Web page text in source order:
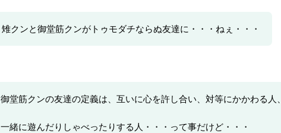
雉クンと御堂筋クンがトゥモダチならぬ友達に・・・ねぇ・・・
御堂筋クンの友達の定義は、互いに心を許し合い、対等にかかわる人、
一緒に遊んだりしゃべったりする人・・・って事だけど・・・